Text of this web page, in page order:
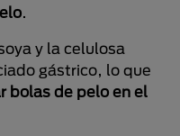
.
y la celulosa
gástrico, lo que
bolas de pelo en el